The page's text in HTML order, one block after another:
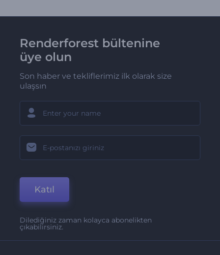
Renderforest bültenine
üye olun
Son haber ve tekliflerimiz ilk olarak size
ulaşsın
Katıl
Dilediğiniz zaman kolayca abonelikten
çıkabilirsiniz.